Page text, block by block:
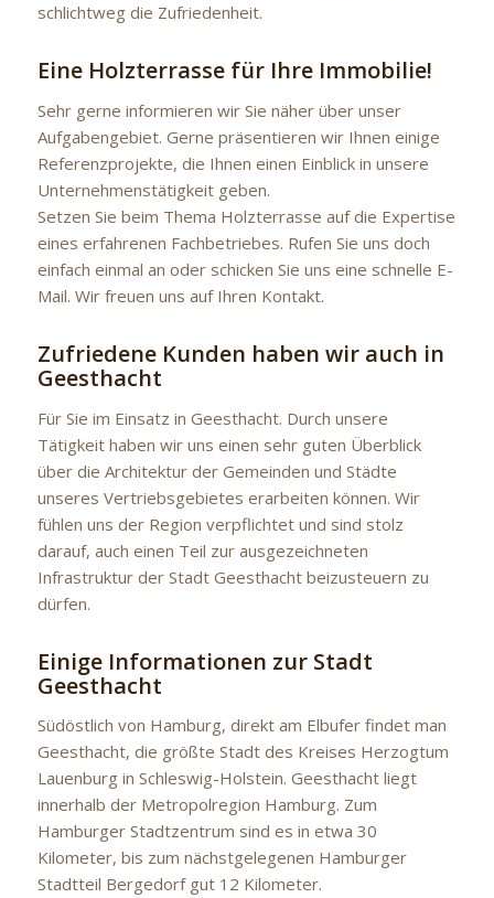
schlichtweg die Zufriedenheit.
Eine Holzterrasse für Ihre Immobilie!
Sehr gerne informieren wir Sie näher über unser
Aufgabengebiet. Gerne präsentieren wir Ihnen einige
Referenzprojekte, die Ihnen einen Einblick in unsere
Unternehmenstätigkeit geben.
Setzen Sie beim Thema Holzterrasse auf die Expertise
eines erfahrenen Fachbetriebes. Rufen Sie uns doch
einfach einmal an oder schicken Sie uns eine schnelle E-
Mail. Wir freuen uns auf Ihren Kontakt.
Zufriedene Kunden haben wir auch in
Geesthacht
Für Sie im Einsatz in Geesthacht. Durch unsere
Tätigkeit haben wir uns einen sehr guten Überblick
über die Architektur der Gemeinden und Städte
unseres Vertriebsgebietes erarbeiten können. Wir
fühlen uns der Region verpflichtet und sind stolz
darauf, auch einen Teil zur ausgezeichneten
Infrastruktur der Stadt Geesthacht beizusteuern zu
dürfen.
Einige Informationen zur Stadt
Geesthacht
Südöstlich von Hamburg, direkt am Elbufer findet man
Geesthacht, die größte Stadt des Kreises Herzogtum
Lauenburg in Schleswig-Holstein. Geesthacht liegt
innerhalb der Metropolregion Hamburg. Zum
Hamburger Stadtzentrum sind es in etwa 30
Kilometer, bis zum nächstgelegenen Hamburger
Stadtteil Bergedorf gut 12 Kilometer.